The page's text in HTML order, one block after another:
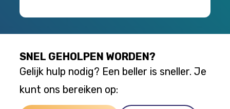
SNEL GEHOLPEN WORDEN?
Gelijk hulp nodig? Een beller is sneller. Je
kunt ons bereiken op: